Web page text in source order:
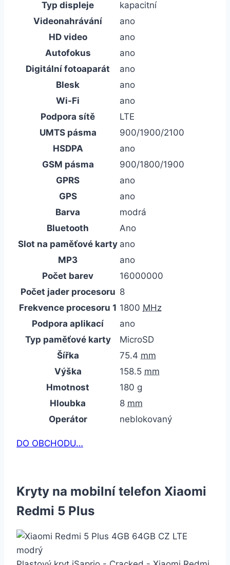
Typ displeje
kapacitní
Videonahrávání
ano
HD video
ano
Autofokus
ano
Digitální fotoaparát
ano
Blesk
ano
Wi-Fi
ano
Podpora sítě
LTE
UMTS pásma
900/1900/2100
HSDPA
ano
GSM pásma
900/1800/1900
GPRS
ano
GPS
ano
Barva
modrá
Bluetooth
Ano
Slot na paměťové karty ano
MP3
ano
Počet barev
16000000
Počet jader procesoru 8
Frekvence procesoru 1 1800 MHz
Podpora aplikací
ano
Typ paměťové karty
MicroSD
Šířka
75.4 mm
Výška
158.5 mm
Hmotnost
180 g
Hloubka
8 mm
Operátor
neblokovaný
DO OBCHODU…
Kryty na mobilní telefon Xiaomi
Redmi 5 Plus